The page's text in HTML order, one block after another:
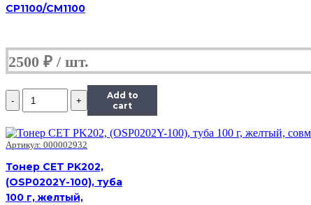
CP1100/CM1100
2500 ₽
Количество
Тонер
Black
Универсальный
Kyocera
TK-
3190,
Add to
cart
Артикул: 000002932
Тонер CET PK202,
(OSP0202Y-100), туба
100 г, желтый,